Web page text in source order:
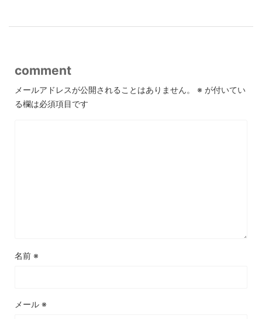
comment
メールアドレスが公開されることはありません。 ※ が付いてい
る欄は必須項目です
名前 ※
メール ※